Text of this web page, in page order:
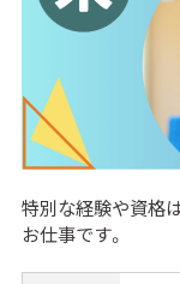
特別な経験や資格
お仕事です。